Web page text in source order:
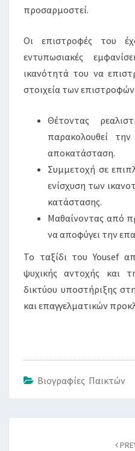
προσαρμοστεί.
Οι επιστροφές του
εντυπωσιακές
ικανότητά του να
στοιχεία των
Θέτοντας
παρακολουθεί
αποκατάσταση.
Συμμετοχή σε
ενίσχυση των
κατάστασης.
Μαθαίνοντας από
να αποφύγει την
Το ταξίδι του Yousef
ψυχικής αντοχής και
δικτύου υποστήριξης
και επαγγελματικών
Βιογραφίες Παικτών